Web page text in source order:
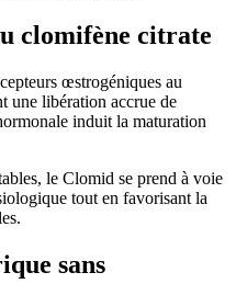
clomifène citrate
œstrogéniques au
une libération accrue de
induit la maturation
le Clomid se prend à voie
tout en favorisant la
sans